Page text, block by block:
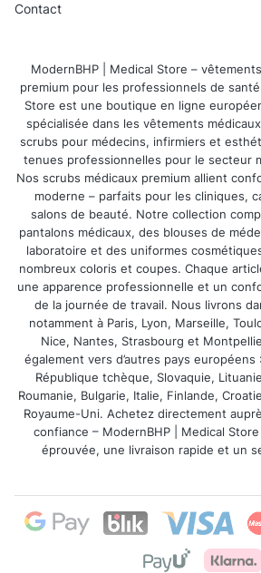
Contact
ModernBHP | Medical Store –
premium pour les professionnels de
Store est une boutique en ligne
spécialisée dans les vêtements
scrubs pour médecins, infirmiers et
tenues professionnelles pour le secteur
Nos scrubs médicaux premium allient
moderne – parfaits pour les cliniques,
salons de beauté. Notre collection
pantalons médicaux, des blouses de
laboratoire et des uniformes
nombreux coloris et coupes. Chaque
une apparence professionnelle et un
de la journée de travail. Nous livrons
notamment à Paris, Lyon, Marseille,
Nice, Nantes, Strasbourg et
également vers d’autres pays européens
République tchèque, Slovaquie,
Roumanie, Bulgarie, Italie, Finlande,
Royaume-Uni. Achetez directement
confiance – ModernBHP | Medical
éprouvée, une livraison rapide et un